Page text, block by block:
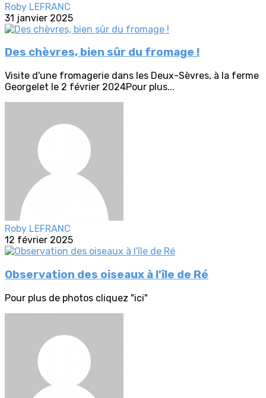
Roby LEFRANC
31 janvier 2025
Des chèvres, bien sûr du fromage !
Visite d'une fromagerie dans les Deux-Sèvres, à la ferme
Georgelet le 2 février 2024Pour plus...
Roby LEFRANC
12 février 2025
Observation des oiseaux à l'île de Ré
Pour plus de photos cliquez "ici"